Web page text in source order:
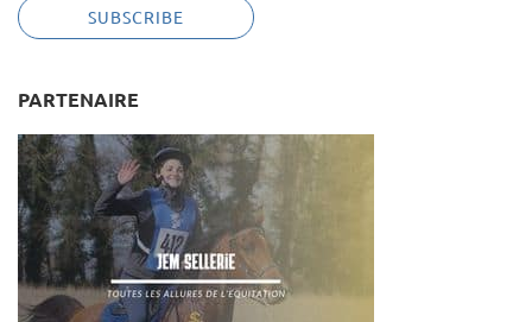
PARTENAIRE